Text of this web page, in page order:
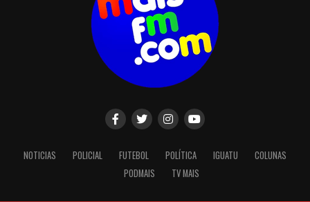
NOTICIAS POLICIAL FUTEBOL POLÍTICA IGUATU
COLUNAS
PODMAIS
TV MAIS